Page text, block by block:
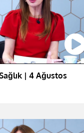
| 4 Ağustos